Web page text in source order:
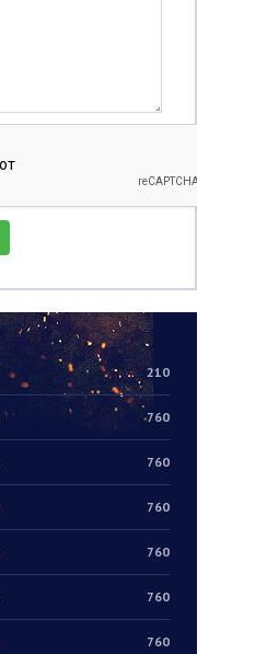
210
760
760
760
760
760
760